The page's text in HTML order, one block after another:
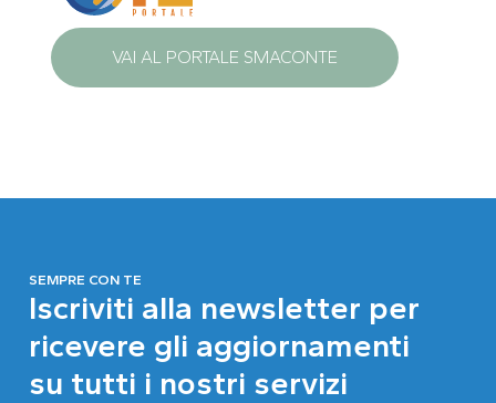
VAI AL PORTALE SMACONTE
SEMPRE CON TE
Iscriviti alla newsletter per
ricevere gli aggiornamenti
su tutti i nostri servizi